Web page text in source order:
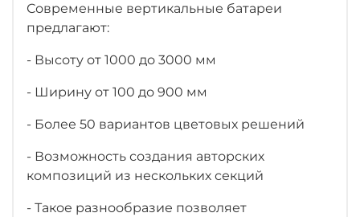
Современные вертикальные батареи
предлагают:
- Высоту от 1000 до 3000 мм
- Ширину от 100 до 900 мм
- Более 50 вариантов цветовых решений
- Возможность создания авторских
композиций из нескольких секций
- Такое разнообразие позволяет